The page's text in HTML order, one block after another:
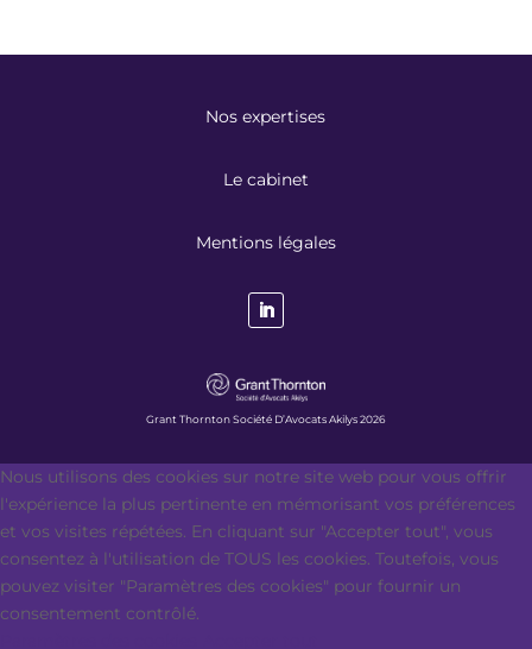
Nos expertises
Le cabinet
Mentions légales
Grant Thornton Société D’Avocats Akilys 2026
Nous utilisons des cookies sur notre site web pour vous offrir
l'expérience la plus pertinente en mémorisant vos préférences
et vos visites répétées. En cliquant sur "Accepter tout", vous
consentez à l'utilisation de TOUS les cookies. Toutefois, vous
pouvez visiter "Paramètres des cookies" pour fournir un
consentement contrôlé.